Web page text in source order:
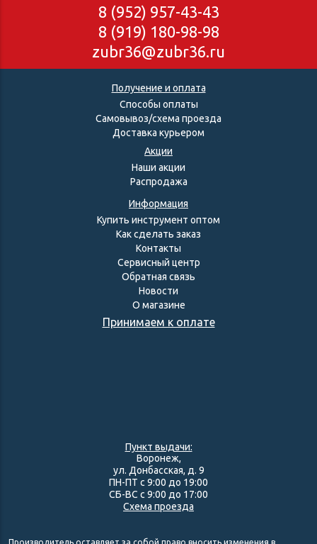
8 (952) 957-43-43
8 (919) 180-98-98
zubr36@zubr36.ru
Получение и оплата
Способы оплаты
Самовывоз/схема проезда
Доставка курьером
Акции
Наши акции
Распродажа
Информация
Купить инструмент оптом
Как сделать заказ
Контакты
Сервисный центр
Обратная связь
Новости
О магазине
Принимаем к оплате
Пункт выдачи:
Воронеж,
ул. Донбасская, д. 9
ПН-ПТ с 9:00 до 19:00
СБ-ВС с 9:00 до 17:00
Схема проезда